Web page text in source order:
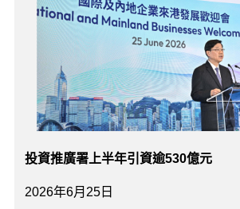
2026年6月25日
投資推廣署上半年引資逾530億元